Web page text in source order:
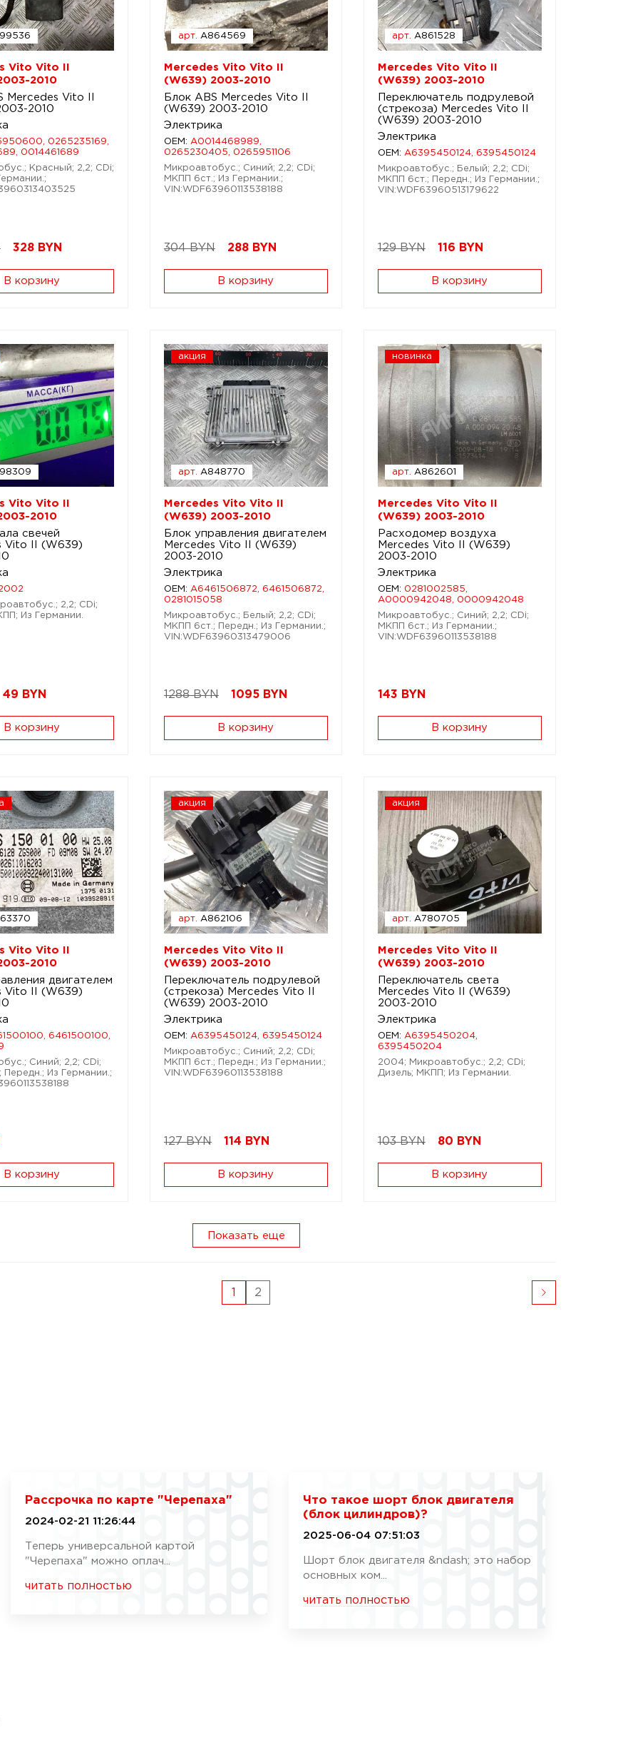
Vito Vito II
2010
Mercedes Vito II
2010
0265235169,
0014461689
Красный; 2,2; CDi;
328 BYN
В корзину
арт. A864569
Mercedes Vito Vito II
(W639) 2003-2010
Блок ABS Mercedes Vito II
(W639) 2003-2010
Электрика
OEM: A0014468989,
0265230405, 0265951106
Микроавтобус.; Синий; 2,2; CDi;
МКПП 6ст.; Из Германии.;
VIN:WDF63960113538188
304 BYN 288 BYN
В корзину
арт. A861528
Mercedes Vito Vito II
(W639) 2003-2010
Переключатель подрулевой
(стрекоза) Mercedes Vito II
(W639) 2003-2010
Электрика
OEM: A6395450124, 6395450124
Микроавтобус.; Белый; 2,2; CDi;
МКПП 6ст.; Передн.; Из Германии.;
VIN:WDF63960513179622
129 BYN 116 BYN
В корзину
Vito Vito II
2010
свечей
Vito II (W639)
2,2; CDi;
Из Германии.
49 BYN
В корзину
акция
арт. A848770
Mercedes Vito Vito II
(W639) 2003-2010
Блок управления двигателем
Mercedes Vito II (W639)
2003-2010
Электрика
OEM: A6461506872, 6461506872,
0281015058
Микроавтобус.; Белый; 2,2; CDi;
МКПП 6ст.; Передн.; Из Германии.;
VIN:WDF63960313479006
1288 BYN 1095 BYN
В корзину
новинка
арт. A862601
Mercedes Vito Vito II
(W639) 2003-2010
Расходомер воздуха
Mercedes Vito II (W639)
2003-2010
Электрика
OEM: 0281002585,
A0000942048, 0000942048
Микроавтобус.; Синий; 2,2; CDi;
МКПП 6ст.; Из Германии.;
VIN:WDF63960113538188
143 BYN
В корзину
Vito Vito II
2010
двигателем
Vito II (W639)
6461500100,
Синий; 2,2; CDi;
Передн.; Из Германии.;
В корзину
акция
арт. A862106
Mercedes Vito Vito II
(W639) 2003-2010
Переключатель подрулевой
(стрекоза) Mercedes Vito II
(W639) 2003-2010
Электрика
OEM: A6395450124, 6395450124
Микроавтобус.; Синий; 2,2; CDi;
МКПП 6ст.; Передн.; Из Германии.;
VIN:WDF63960113538188
127 BYN 114 BYN
В корзину
акция
арт. A780705
Mercedes Vito Vito II
(W639) 2003-2010
Переключатель света
Mercedes Vito II (W639)
2003-2010
Электрика
OEM: A6395450204,
6395450204
2004; Микроавтобус.; 2,2; CDi;
Дизель; МКПП; Из Германии.
103 BYN 80 BYN
В корзину
Показать еще
1 2
Рассрочка по карте "Черепаха"
2024-02-21 11:26:44
Теперь универсальной картой
"Черепаха" можно оплач...
читать полностью
Что такое шорт блок двигателя
(блок цилиндров)?
2025-06-04 07:51:03
Шорт блок двигателя &ndash; это набор
основных ком...
читать полностью